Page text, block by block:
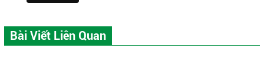
Bài Viết Liên Quan